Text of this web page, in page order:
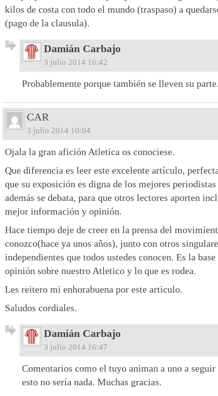
kilos de costa con todo el mundo (traspaso) a
(pago de la clausula).
Damián Carbajo
3 julio 2014 16:42
Probablemente porque también se lleven su
CAR
3 julio 2014 10:04
Ojala la gran afición Atletica os conociese.
Que diferencia es leer este excelente artículo,
que su exposición es digna de los mejores
además se debata, para que otros lectores aporten
mejor información y opinión.
Hace tiempo deje de creer en la prensa del
conozco(hace ya unos años), junto con otros
independientes que todos ustedes conocen. Es la
opinión sobre nuestro Atletico y lo que es rodea.
Les reitero mi enhorabuena por este articulo.
Saludos cordiales.
Damián Carbajo
3 julio 2014 16:47
Comentarios como el tuyo animan a uno a
esto no sería nada. Muchas gracias.